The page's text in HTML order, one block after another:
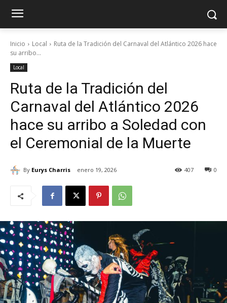
Inicio Local
Ruta de la Tradición del Carnaval del Atlántico 2026 hace
su arribo...
Local
Ruta de la Tradición del
Carnaval del Atlántico 2026
hace su arribo a Soledad con
el Ceremonial de la Muerte
By Eurys Charris enero 19, 2026 0
407